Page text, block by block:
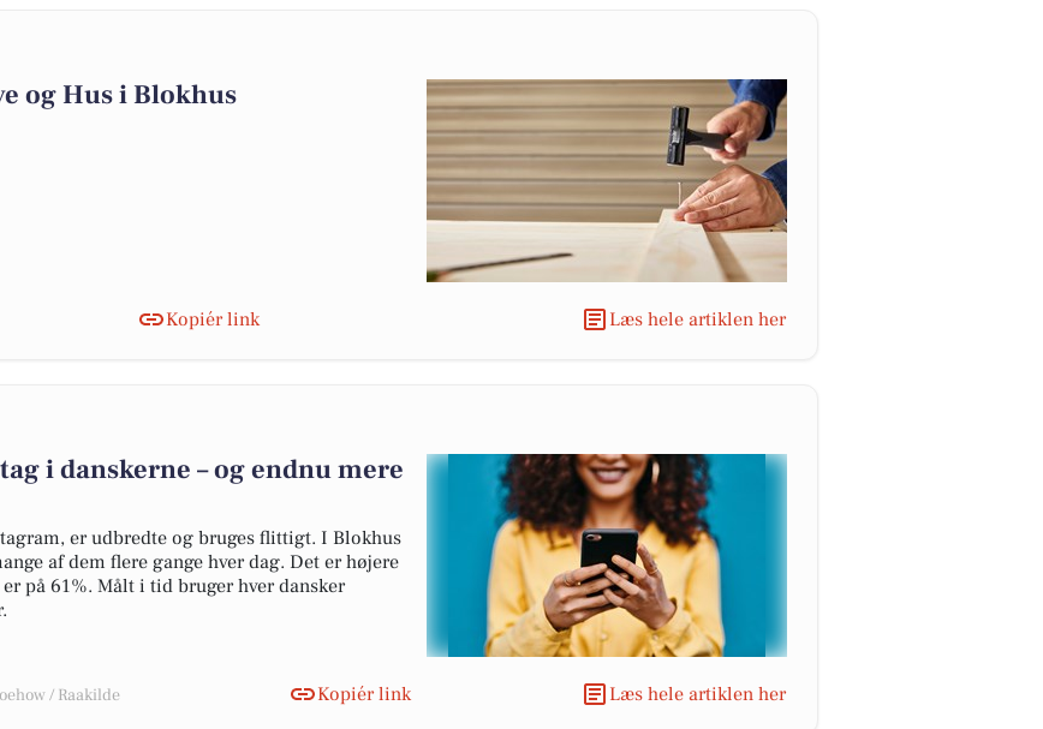
og Hus i Blokhus
Kopiér link Læs hele artiklen her
i danskerne – og endnu mere
er udbredte og bruges flittigt. I Blokhus
af dem flere gange hver dag. Det er højere
på 61%. Målt i tid bruger hver dansker
/ Raakilde Kopiér link Læs hele artiklen her